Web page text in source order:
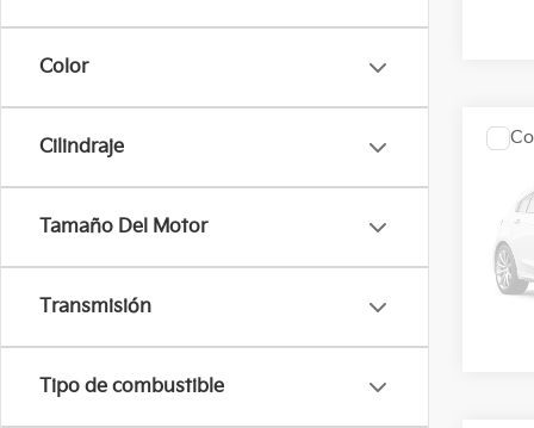
Color
Cilindraje
Tamaño Del Motor
Transmisión
Tipo de combustible
KIA
VIN: